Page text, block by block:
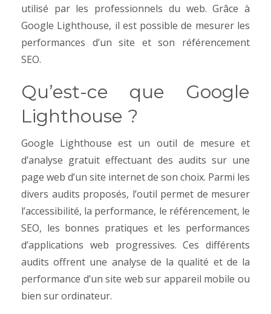
utilisé par les professionnels du web. Grâce à
Google Lighthouse, il est possible de mesurer les
performances d’un site et son référencement
SEO.
Qu’est-ce que Google
Lighthouse ?
Google Lighthouse est un outil de mesure et
d’analyse gratuit effectuant des audits sur une
page web d’un site internet de son choix. Parmi les
divers audits proposés, l’outil permet de mesurer
l’accessibilité, la performance, le référencement, le
SEO, les bonnes pratiques et les performances
d’applications web progressives. Ces différents
audits offrent une analyse de la qualité et de la
performance d’un site web sur appareil mobile ou
bien sur ordinateur.